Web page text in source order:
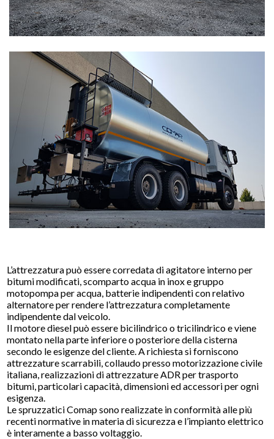
L’attrezzatura può essere corredata di agitatore interno per
bitumi modificati, scomparto acqua in inox e gruppo
motopompa per acqua, batterie indipendenti con relativo
alternatore per rendere l’attrezzatura completamente
indipendente dal veicolo.
Il motore diesel può essere bicilindrico o tricilindrico e viene
montato nella parte inferiore o posteriore della cisterna
secondo le esigenze del cliente. A richiesta si forniscono
attrezzature scarrabili, collaudo presso motorizzazione civile
italiana, realizzazioni di attrezzature ADR per trasporto
bitumi, particolari capacità, dimensioni ed accessori per ogni
esigenza.
Le spruzzatici Comap sono realizzate in conformità alle più
recenti normative in materia di sicurezza e l’impianto elettrico
è interamente a basso voltaggio.